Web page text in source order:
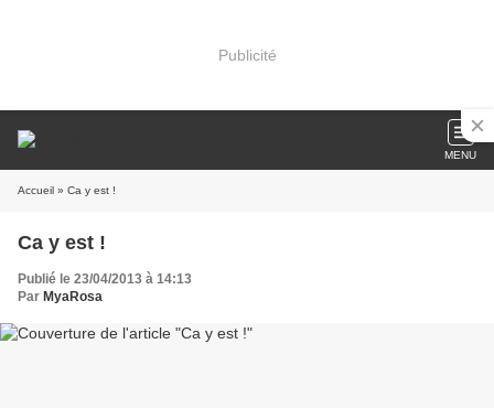
Publicité
MENU
Accueil » Ca y est !
Ca y est !
Publié le 23/04/2013 à 14:13
Par MyaRosa